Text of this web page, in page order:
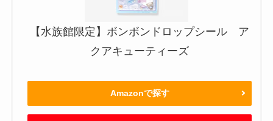
【水族館限定】ボンボンドロップシール ア
クアキューティーズ
Amazonで探す